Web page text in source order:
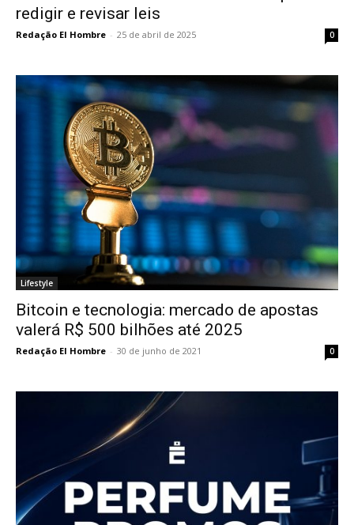
redigir e revisar leis
Redação El Hombre - 25 de abril de 2025 0
Lifestyle
Bitcoin e tecnologia: mercado de apostas
valerá R$ 500 bilhões até 2025
Redação El Hombre - 30 de junho de 2021 0